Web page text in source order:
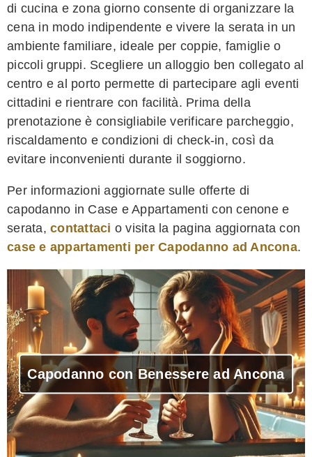
di cucina e zona giorno consente di organizzare la
cena in modo indipendente e vivere la serata in un
ambiente familiare, ideale per coppie, famiglie o
piccoli gruppi. Scegliere un alloggio ben collegato al
centro e al porto permette di partecipare agli eventi
cittadini e rientrare con facilità. Prima della
prenotazione è consigliabile verificare parcheggio,
riscaldamento e condizioni di check-in, così da
evitare inconvenienti durante il soggiorno.
Per informazioni aggiornate sulle offerte di
capodanno in Case e Appartamenti con cenone e
serata, contattaci o visita la pagina aggiornata con
case e appartamenti per Capodanno ad Ancona.
Capodanno con Benessere ad Ancona